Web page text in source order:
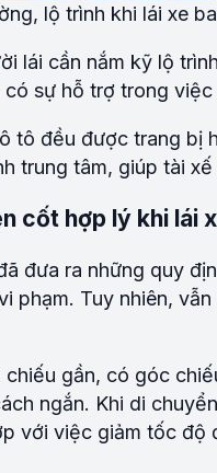
lộ trình khi lái xe
lái cần nắm kỹ lộ
có sự hỗ trợ trong
tô đều được trang
trung tâm, giúp tài
cốt hợp lý khi lái
đưa ra những quy
phạm. Tuy nhiên,
gần, có góc
ngắn. Khi di
với việc giảm tốc